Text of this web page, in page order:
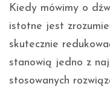
Kiedy mówimy o
istotne jest
skutecznie
stanowią jedno z
stosowanych